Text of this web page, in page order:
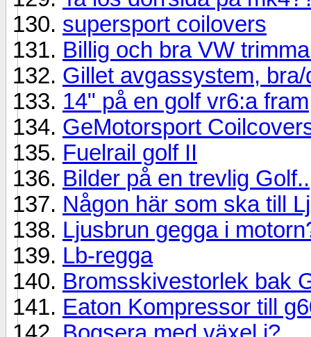
supersport coilovers
Billig och bra VW
Gillet avgassystem, bra/
14" på en golf vr6:a fram
GeMotorsport
Fuelrail golf II
Bilder på en trevlig Golf..
Någon här som ska till
Ljusbrun gegga i
Lb-regga
Bromsskivestorlek bak
Eaton Kompressor till